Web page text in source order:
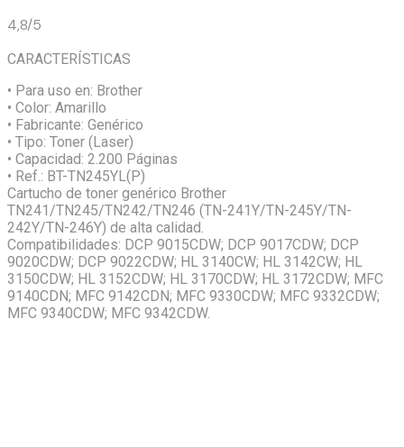
4,8/5
CARACTERÍSTICAS
• Para uso en: Brother
• Color: Amarillo
• Fabricante: Genérico
• Tipo: Toner (Laser)
• Capacidad: 2.200 Páginas
• Ref.: BT-TN245YL(P)
Cartucho de toner genérico Brother
TN241/TN245/TN242/TN246 (TN-241Y/TN-245Y/TN-
242Y/TN-246Y) de alta calidad.
Compatibilidades: DCP 9015CDW; DCP 9017CDW; DCP
9020CDW; DCP 9022CDW; HL 3140CW; HL 3142CW; HL
3150CDW; HL 3152CDW; HL 3170CDW; HL 3172CDW; MFC
9140CDN; MFC 9142CDN; MFC 9330CDW; MFC 9332CDW;
MFC 9340CDW; MFC 9342CDW.